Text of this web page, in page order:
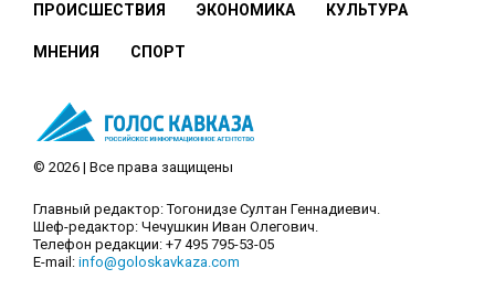
ПРОИСШЕСТВИЯ ЭКОНОМИКА КУЛЬТУРА
МНЕНИЯ СПОРТ
© 2026 | Все права защищены
Главный редактор: Тогонидзе Султан Геннадиевич.
Шеф-редактор: Чечушкин Иван Олегович.
Телефон редакции: +7 495 795-53-05
E-mail: info@goloskavkaza.com